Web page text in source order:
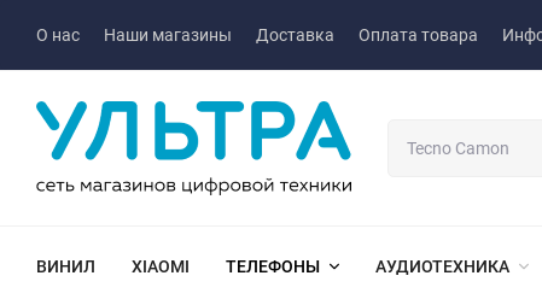
О нас Наши магазины Доставка Оплата товара
ВИНИЛ XIAOMI ТЕЛЕФОНЫ АУДИОТЕХНИКА